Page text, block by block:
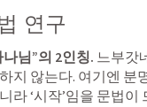
연구
나님”의 2인칭. 느부갓
지 않는다. 여기엔 분
라 ‘시작’임을 문법이